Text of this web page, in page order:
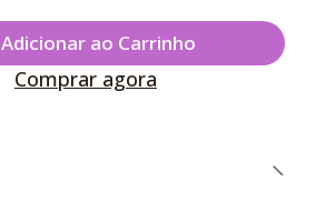
Adicionar ao Carrinho
Comprar agora